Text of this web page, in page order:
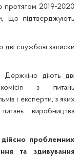
протягом 2019-2020
що підтверджують
дві службові записки
діють дві
з питань
і експерти, з яких
виробництва
проблемних
та здивування